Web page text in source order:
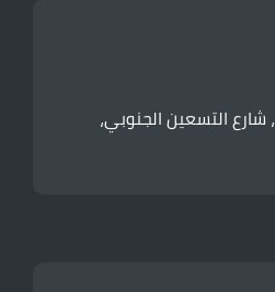
فيلا 299، النرجس 2، شارع التسعين الجنوبي،